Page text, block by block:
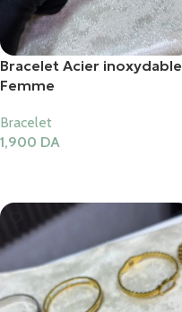
Bracelet Acier inoxydable
Femme
Bracelet
1,900 DA